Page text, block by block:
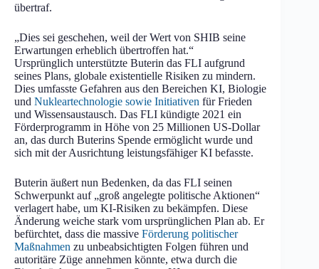
übertraf.
„Dies sei geschehen, weil der Wert von SHIB seine
Erwartungen erheblich übertroffen hat.“
Ursprünglich unterstützte Buterin das FLI aufgrund
seines Plans, globale existentielle Risiken zu mindern.
Dies umfasste Gefahren aus den Bereichen KI, Biologie
und Nukleartechnologie sowie Initiativen für Frieden
und Wissensaustausch. Das FLI kündigte 2021 ein
Förderprogramm in Höhe von 25 Millionen US-Dollar
an, das durch Buterins Spende ermöglicht wurde und
sich mit der Ausrichtung leistungsfähiger KI befasste.
Buterin äußert nun Bedenken, da das FLI seinen
Schwerpunkt auf „groß angelegte politische Aktionen“
verlagert habe, um KI-Risiken zu bekämpfen. Diese
Änderung weiche stark vom ursprünglichen Plan ab. Er
befürchtet, dass die massive Förderung politischer
Maßnahmen zu unbeabsichtigten Folgen führen und
autoritäre Züge annehmen könnte, etwa durch die